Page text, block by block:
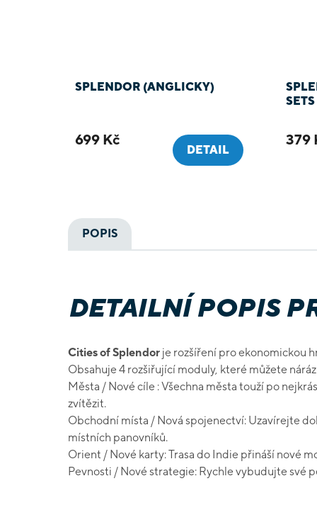
SPLENDOR (ANGLICKY)
699 Kč
DETAIL
SETS
379
POPIS
DETAILNÍ POPIS
Cities of Splendor je rozšíření pro ekonomickou
Obsahuje 4 rozšiřující moduly, které můžete
Města / Nové cíle : Všechna města touží po
zvítězit.
Obchodní místa / Nová spojenectví: Uzavírejte
místních panovníků.
Orient / Nové karty: Trasa do Indie přináší nové
Pevnosti / Nové strategie: Rychle vybudujte své